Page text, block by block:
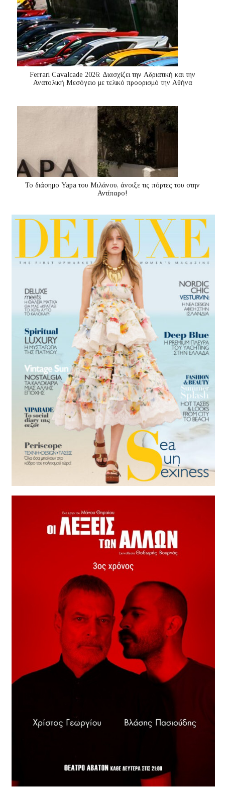
Ferrari Cavalcade 2026: Διασχίζει την Αδριατική και την
Ανατολική Μεσόγειo με τελικό προορισμό την Αθήνα
Το διάσημο Yapa του Μιλάνου, άνοιξε τις πόρτες του στην
Αντίπαρο!